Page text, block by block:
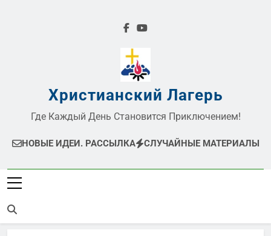
Христианский Лагерь
Где Каждый День Становится Приключением!
НОВЫЕ ИДЕИ. РАССЫЛКА СЛУЧАЙНЫЕ МАТЕРИАЛЫ